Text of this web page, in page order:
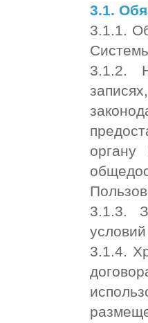
3.1.
3.1.1.
3.1.2.
органу
3.1.3.
3.1.4.